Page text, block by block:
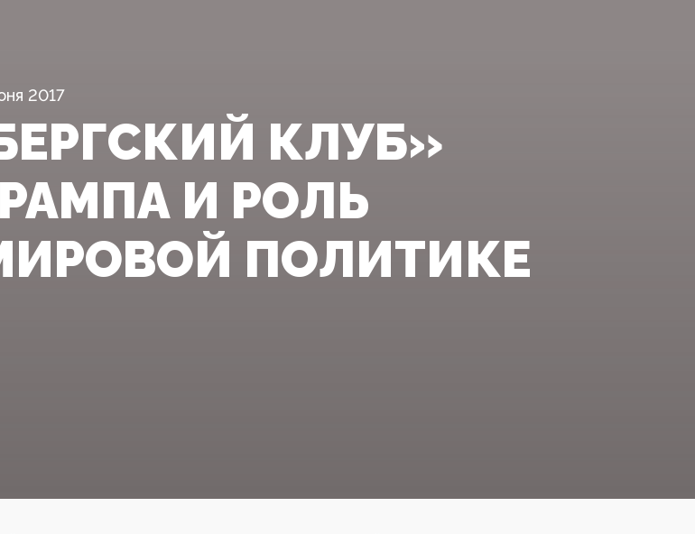
2017
КЛУБ»
И РОЛЬ
ПОЛИТИКЕ